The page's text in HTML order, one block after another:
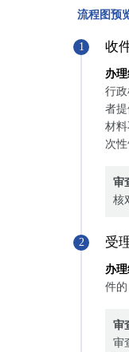
流程图预
1 收
办理
行
者
材
次性
审
核
2 受
办理
件
审
审